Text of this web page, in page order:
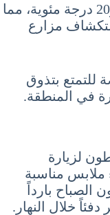
تتراوح درجات الحرارة فيها بين 13 و20 درجة مئوية، مما
مزارع
للتمتع بتذوق
في المنطقة.
لزيارة
ملابس مناسبة
بارداً
خلال النهار.